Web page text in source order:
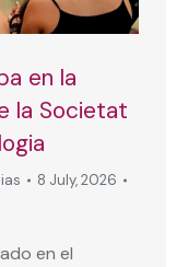
en la
la Societat
8 July, 2026
en el